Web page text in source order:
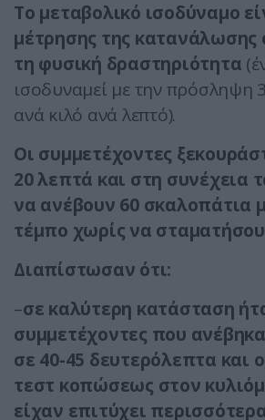
Το μεταβολικό ισοδύναμο
μέτρησης της κατανάλωσης
τη φυσική δραστηριότητα
ισοδυναμεί με την πρόσληψη
ανά κιλό ανά λεπτό).
Οι συμμετέχοντες
20 λεπτά και στη συνέχεια
να ανέβουν 60 σκαλοπάτια
τέμπο χωρίς να
Διαπίστωσαν ότι:
–σε καλύτερη κατάσταση
συμμετέχοντες που
σε 40-45 δευτερόλεπτα και
τεστ κοπώσεως στον
είχαν επιτύχει